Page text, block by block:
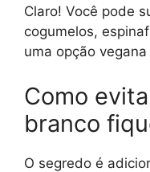
Claro! Você pode
cogumelos,
uma opção
Como
branco
O segredo é